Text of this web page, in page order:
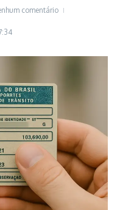
comentário